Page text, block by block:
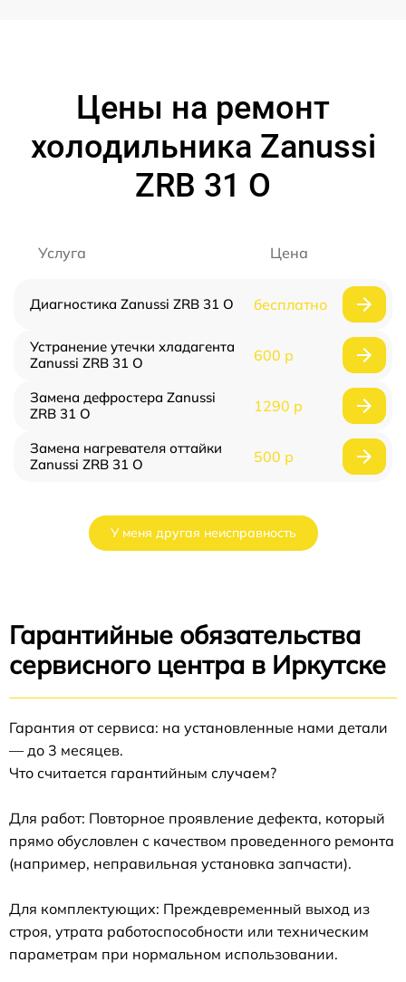
Цены на ремонт
холодильника Zanussi
ZRB 31 O
Услуга Цена
Диагностика Zanussi ZRB 31 O бесплатно
Устранение утечки хладагента
Zanussi ZRB 31 O
600 р
Замена дефростера Zanussi
ZRB 31 O
1290 р
Замена нагревателя оттайки
Zanussi ZRB 31 O
500 р
У меня другая неисправность
Гарантийные обязательства
сервисного центра в Иркутске
Гарантия от сервиса: на установленные нами детали
— до 3 месяцев.
Что считается гарантийным случаем?
Для работ: Повторное проявление дефекта, который
прямо обусловлен с качеством проведенного ремонта
(например, неправильная установка запчасти).
Для комплектующих: Преждевременный выход из
строя, утрата работоспособности или техническим
параметрам при нормальном использовании.